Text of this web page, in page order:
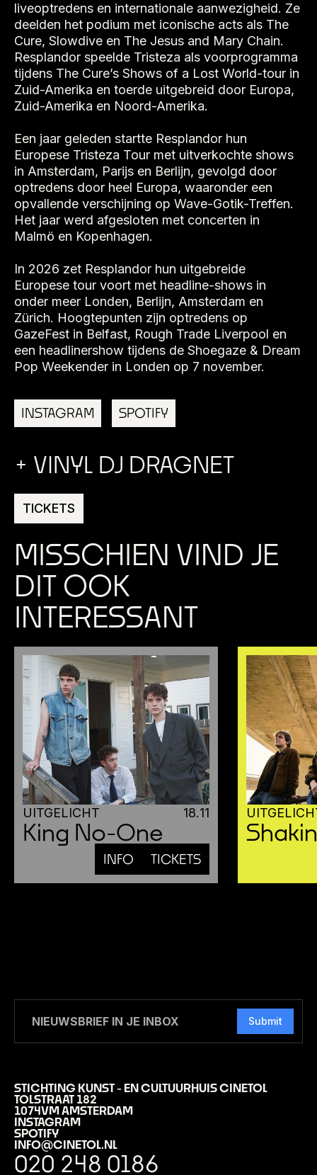
liveoptredens en internationale aanwezigheid. Ze
deelden het podium met iconische acts als The
Cure, Slowdive en The Jesus and Mary Chain.
Resplandor speelde Tristeza als voorprogramma
tijdens The Cure’s Shows of a Lost World-tour in
Zuid-Amerika en toerde uitgebreid door Europa,
Zuid-Amerika en Noord-Amerika.
Een jaar geleden startte Resplandor hun
Europese Tristeza Tour met uitverkochte shows
in Amsterdam, Parijs en Berlijn, gevolgd door
optredens door heel Europa, waaronder een
opvallende verschijning op Wave-Gotik-Treffen.
Het jaar werd afgesloten met concerten in
Malmö en Kopenhagen.
In 2026 zet Resplandor hun uitgebreide
Europese tour voort met headline-shows in
onder meer Londen, Berlijn, Amsterdam en
Zürich. Hoogtepunten zijn optredens op
GazeFest in Belfast, Rough Trade Liverpool en
een headlinershow tijdens de Shoegaze & Dream
Pop Weekender in Londen op 7 november.
INSTAGRAM SPOTIFY
+ VINYL DJ DRAGNET
TICKETS
MISSCHIEN VIND JE
DIT OOK
INTERESSANT
UITGELICHT 18.11
King No-One
INFO TICKETS
Submit
STICHTING KUNST - EN CULTUURHUIS CINETOL
TOLSTRAAT 182
1074VM AMSTERDAM
INSTAGRAM
SPOTIFY
INFO@CINETOL.NL
020 248 0186